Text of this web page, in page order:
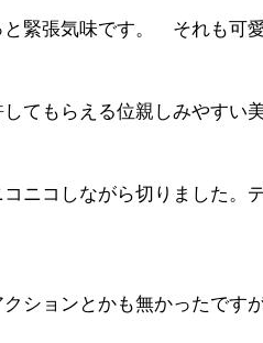
緊張気味です。　それも可
してもらえる位親しみやすい
コニコしながら切りました。
クションとかも無かったです